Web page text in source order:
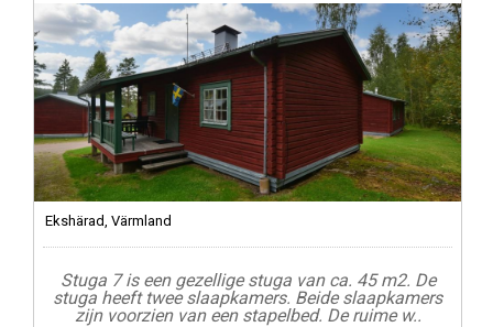
Ekshärad, Värmland
Stuga 7 is een gezellige stuga van ca. 45 m2. De
stuga heeft twee slaapkamers. Beide slaapkamers
zijn voorzien van een stapelbed. De ruime w..